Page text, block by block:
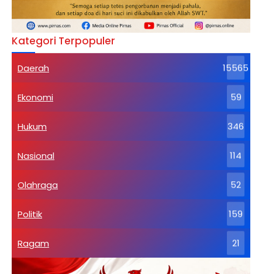
Kategori Terpopuler
Daerah 15565
Ekonomi 59
Hukum 346
Nasional 114
Olahraga 52
Politik 159
Ragam 21